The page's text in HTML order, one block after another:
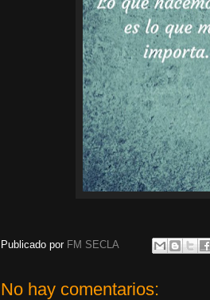
Publicado por FM SECLA
No hay comentarios: